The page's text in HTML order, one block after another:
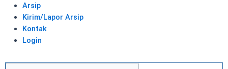
Arsip
Kirim/Lapor Arsip
Kontak
Login